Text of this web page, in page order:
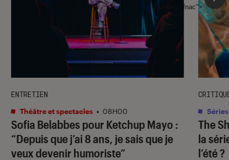
Sofia Belabbes pour Ketchup Mayo :
“Depuis que j’ai 8 ans, je sais que je
veux devenir humoriste”
ENTRETIEN
Théâtre et spectacles • 08H00
The
la
l’été ?
Séries
l'Éclaireur fnac">